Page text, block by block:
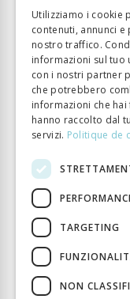
Anno di pubblizione
Tipo di libro
DOI
Utilizziamo i cookie
contenuti, annunci e
nostro traffico.
informazioni sul tuo
con i nostri partner
che potrebbero
informazioni che
hanno raccolto dal
servizi. Politique de
TARGETING
NON